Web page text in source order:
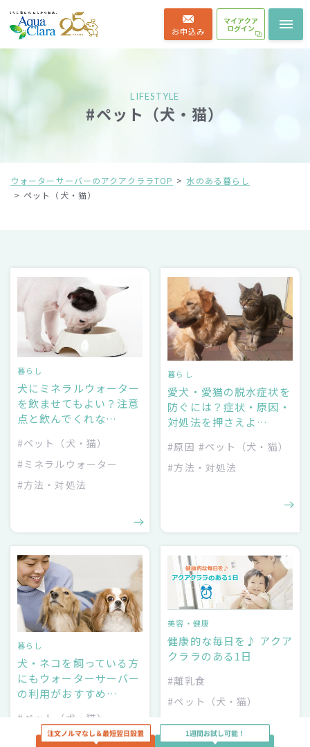
お申込み
マイアクア
ログイン
LIFESTYLE
#ペット（犬・猫）
ウォーターサーバーのアクアクララTOP
水のある暮らし
ペット（犬・猫）
暮らし
犬にミネラルウォーター
を飲ませてもよい？注意
点と飲んでくれな…
#ペット（犬・猫）
#ミネラルウォーター
#方法・対処法
暮らし
愛犬・愛猫の脱水症状を
防ぐには？症状・原因・
対処法を押さえよ…
#原因 #ペット（犬・猫）
#方法・対処法
暮らし
犬・ネコを飼っている方
にもウォーターサーバー
の利用がおすすめ…
#ペット（犬・猫）
#メリット・デメリット
美容・健康
健康的な毎日を♪ アクア
クララのある1日
#離乳食
#ペット（犬・猫）
#ミルク #赤ちゃん